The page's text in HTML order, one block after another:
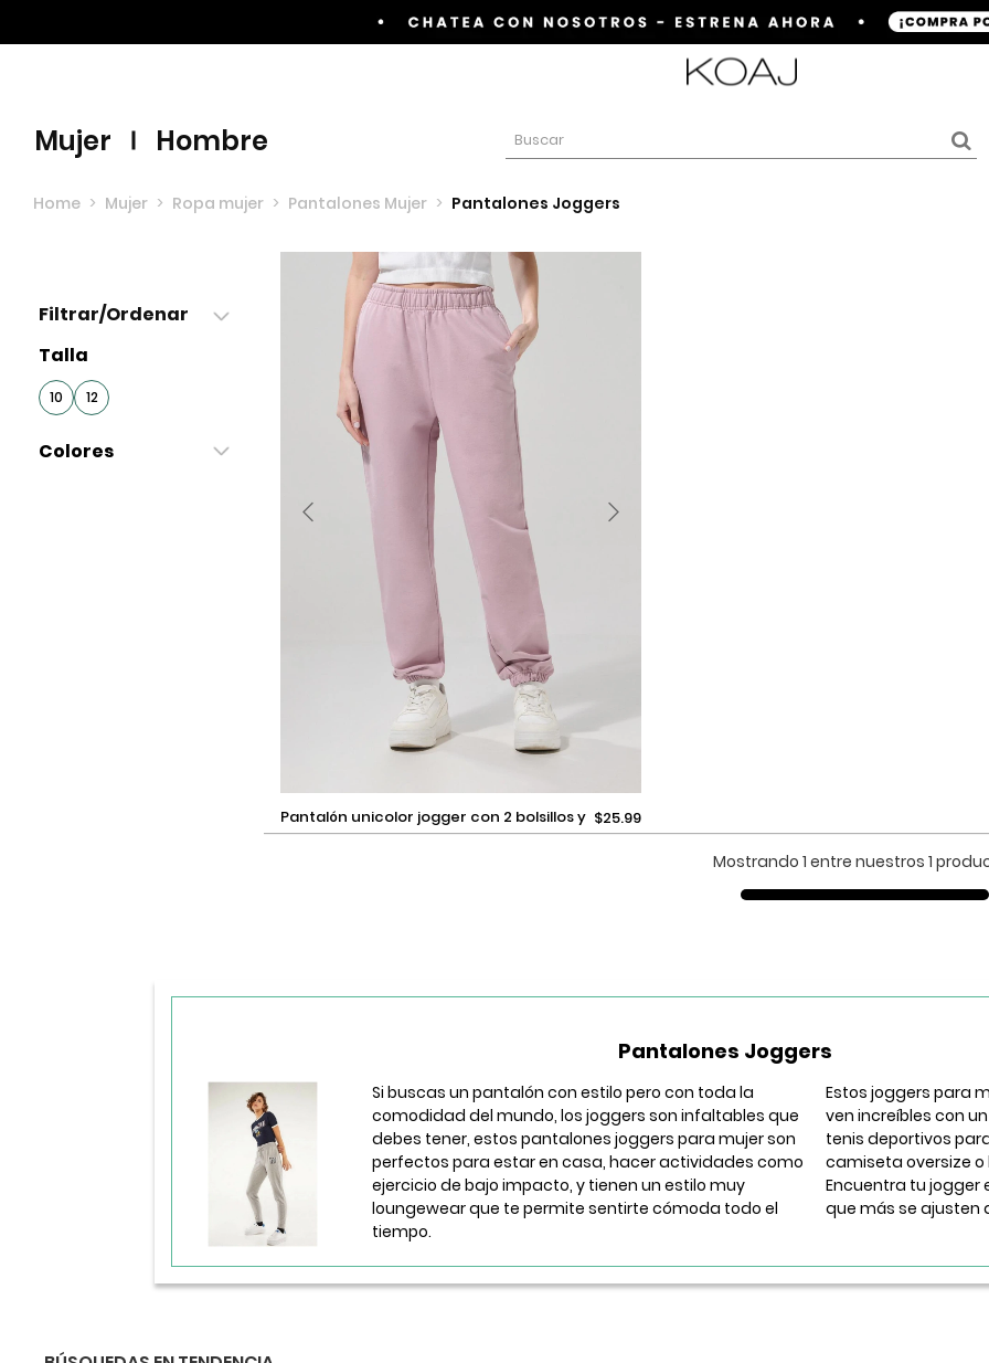
mujer hombre
Home > Mujer > Ropa mujer > Pantalones Mujer > Pantalones Joggers
Filtrar/Ordenar
Talla
10 12
Colores
Selecciona una talla $25.99
pantalón unicolor jogger con 2 bolsillos y
Mostrando 1 entre nuestros 1
Pantalones Joggers
Si buscas un pantalón con estilo pero con toda la
comodidad del mundo, los joggers son infaltables que
debes tener, estos pantalones joggers para mujer son
perfectos para estar en casa, hacer actividades como
ejercicio de bajo impacto, y tienen un estilo muy
loungewear que te permite sentirte cómoda todo el
tiempo.
Estos joggers para
ven increíbles con
tenis deportivos
camiseta oversize
Encuentra tu jogger
que más se ajusten